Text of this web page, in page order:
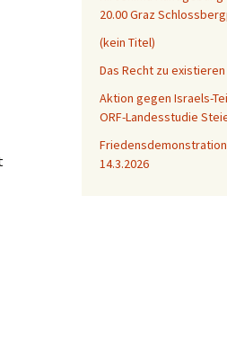
20.00 Graz
(kein Titel)
Das Recht zu existieren
Aktion gegen Israels-
ORF-Landesstudie
Friedensdemonstration
14.3.2026